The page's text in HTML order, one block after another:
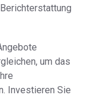
um das
Investieren Sie